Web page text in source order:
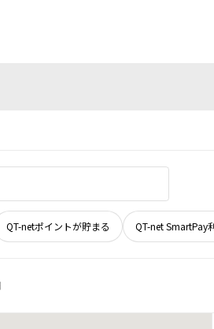
QT-netポイントが貯まる QT-net SmartPay